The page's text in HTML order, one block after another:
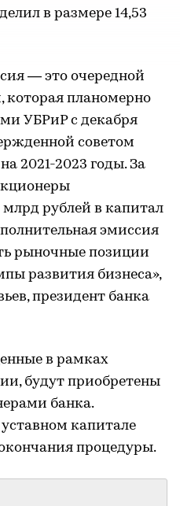
в размере 14,53
— это очередной
которая планомерно
УБРиР с декабря
советом
2021-2023 годы. За
рублей в капитал
эмиссия
рыночные позиции
развития бизнеса»,
президент банка
в рамках
будут приобретены
банка.
капитале
процедуры.